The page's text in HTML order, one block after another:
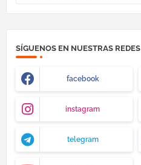
SÍGUENOS EN NUESTRAS REDES
facebook
instagram
telegram